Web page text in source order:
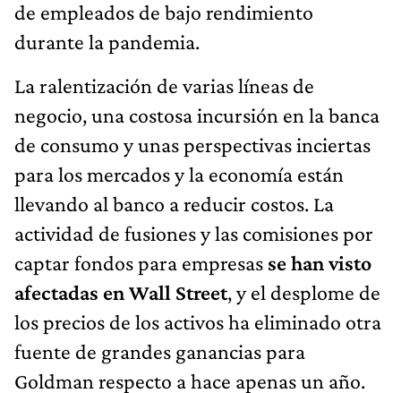
de empleados de bajo rendimiento
durante la pandemia.
La ralentización de varias líneas de
negocio, una costosa incursión en la banca
de consumo y unas perspectivas inciertas
para los mercados y la economía están
llevando al banco a reducir costos. La
actividad de fusiones y las comisiones por
captar fondos para empresas se han visto
afectadas en Wall Street, y el desplome de
los precios de los activos ha eliminado otra
fuente de grandes ganancias para
Goldman respecto a hace apenas un año.